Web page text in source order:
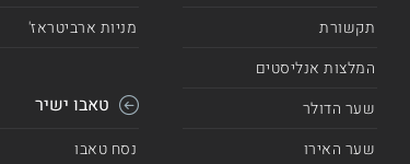
תקשורת
המלצות אנליסטים
שער הדולר
שער האירו
מניות ארביטראז'
טאבו ישיר
נסח טאבו